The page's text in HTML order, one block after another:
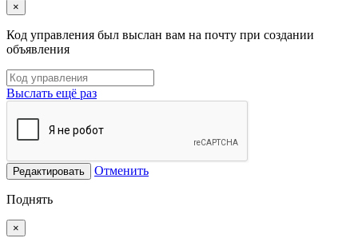
×
Код управления был выслан вам на почту при создании
объявления
Выслать ещё раз
Редактировать Отменить
Поднять
×